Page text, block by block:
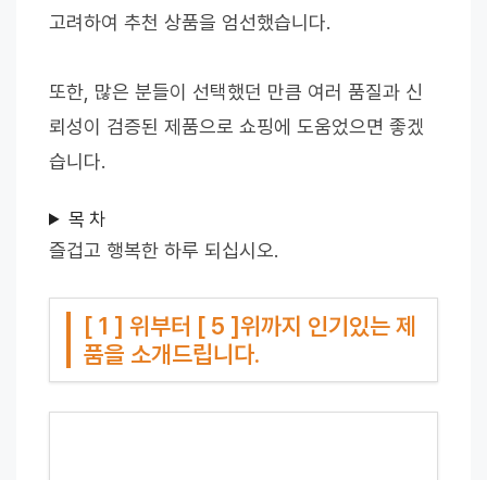
고려하여 추천 상품을 엄선했습니다.
또한, 많은 분들이 선택했던 만큼 여러 품질과 신
뢰성이 검증된 제품으로 쇼핑에 도움었으면 좋겠
습니다.
목 차
즐겁고 행복한 하루 되십시오.
[ 1 ] 위부터 [ 5 ]위까지 인기있는 제
품을 소개드립니다.